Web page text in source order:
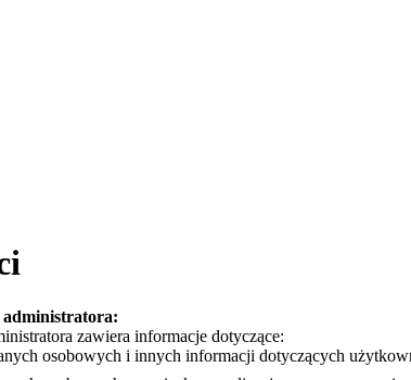
zawiera informacje dotyczące:
osobowych i innych informacji dotyczących